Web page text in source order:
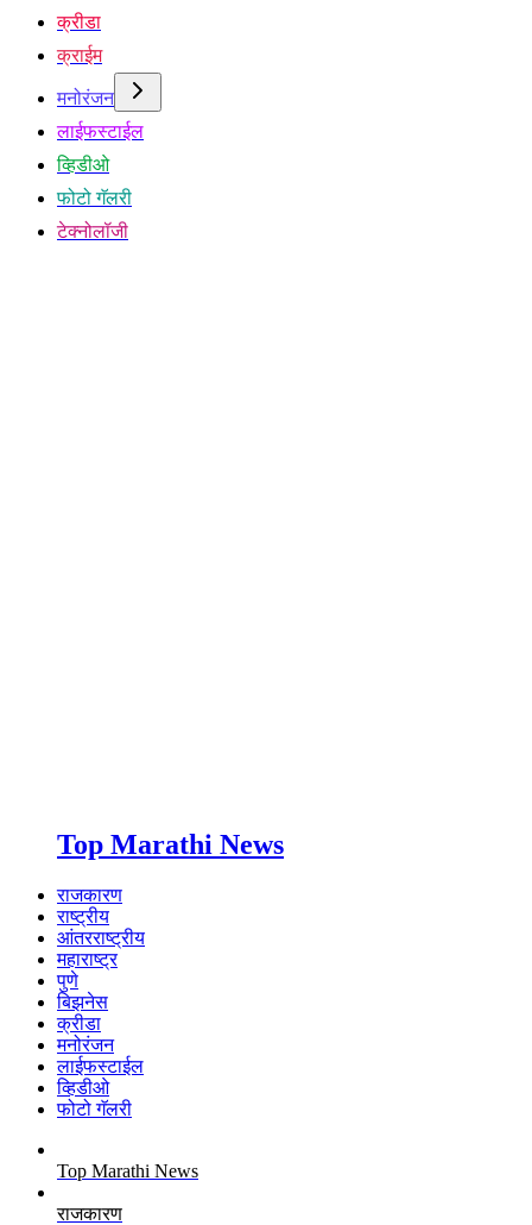
क्रीडा
क्राईम
मनोरंजन
लाईफस्टाईल
व्हिडीओ
फोटो गॅलरी
टेक्नोलॉजी
Top Marathi News
राजकारण
राष्ट्रीय
आंतरराष्ट्रीय
महाराष्ट्र
पुणे
बिझनेस
क्रीडा
मनोरंजन
लाईफस्टाईल
व्हिडीओ
फोटो गॅलरी
Top Marathi News
राजकारण